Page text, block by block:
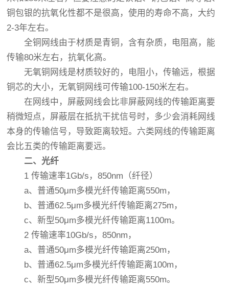
铜包银的抗氧化性都不是很高，使用的寿命不高，大约
2-3年左右。
全铜网线由于材质是青铜，含有杂质，电阻高，能
传输80米左右，抗氧化高。
无氧铜网线是材质较好的，电阻小，传输远，根据
铜芯的大小，无氧铜网线可传输100-150米左右。
在网线中，屏蔽网线会比非屏蔽网线的传输距离要
稍微短点，屏蔽层在抵抗干扰信号时，多少会消耗网线
本身的传输信号，导致距离较短。六类网线的传输距离
会比五类的传输距离要远。
二、光纤
1 传输速率1Gb/s，850nm（纤径）
a、普通50μm多模光纤传输距离550m，
b、普通62.5μm多模光纤传输距离275m，
c、新型50μm多模光纤传输距离1100m。
2 传输速率10Gb/s，850nm，
a、普通50μm多模光纤传输距离250m，
b、普通62.5μm多模光纤传输距离100m，
c、新型50μm多模光纤传输距离550m。